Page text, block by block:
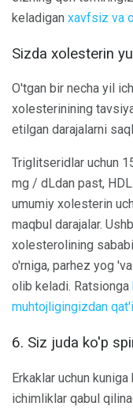
keladigan xavfsiz va
Sizda xolesterin
O'tgan bir necha yil
xolesterinining
etilgan darajalarni
Triglitseridlar uchun
mg / dLdan past,
umumiy xolesterin
maqbul darajalar.
xolesterolining
o'rniga, parhez yog
olib keladi. Ratsionga
muhtojligingizdan
6. Siz juda ko'p
Erkaklar uchun
ichimliklar qabul